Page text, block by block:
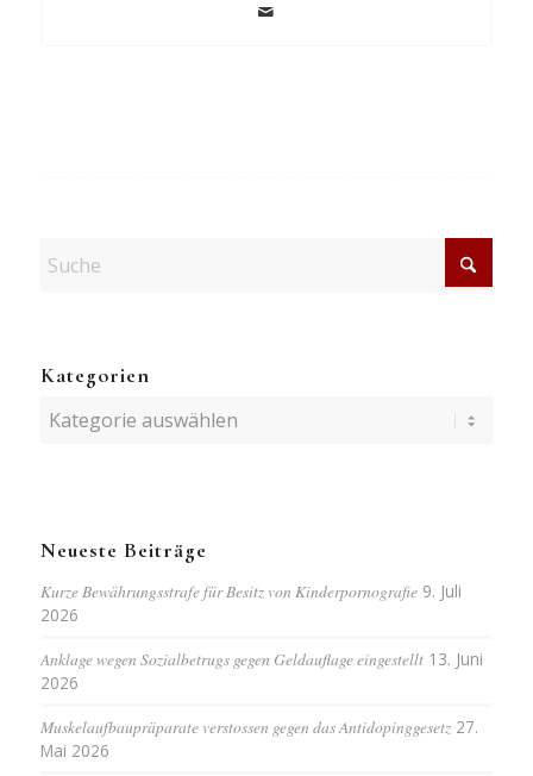
Kategorien
Kategorien
Neueste Beiträge
Kurze Bewährungsstrafe für Besitz von Kinderpornografie 9. Juli
2026
Anklage wegen Sozialbetrugs gegen Geldauflage eingestellt 13. Juni
2026
Muskelaufbaupräparate verstossen gegen das Antidopinggesetz 27.
Mai 2026